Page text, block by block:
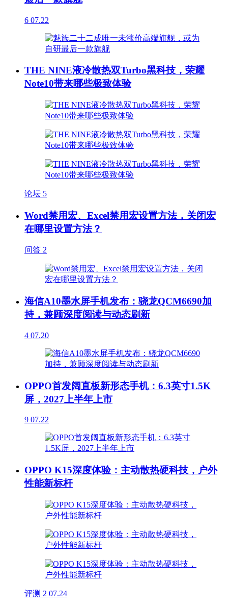
6 07.22
THE NINE液冷散热双Turbo黑科技，荣耀
Note10带来哪些极致体验
论坛 5
Word禁用宏、Excel禁用宏设置方法，关闭宏
在哪里设置方法？
问答 2
海信A10墨水屏手机发布：骁龙QCM6690加
持，兼顾深度阅读与动态刷新
4 07.20
OPPO首发阔直板新形态手机：6.3英寸1.5K
屏，2027上半年上市
9 07.22
OPPO K15深度体验：主动散热硬科技，户外
性能新标杆
评测 2 07.24